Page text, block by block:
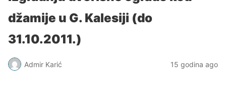
džamije u G. Kalesiji (do
31.10.2011.)
Admir Karić 15 godina ago